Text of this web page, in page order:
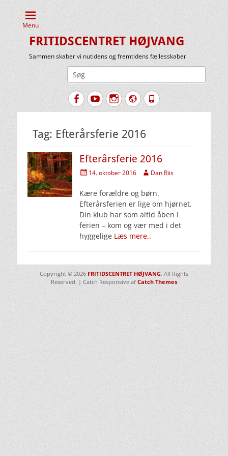
Menu
FRITIDSCENTRET HØJVANG
Sammen skaber vi nutidens og fremtidens fællesskaber
FacebookYouTubeInstagram
Website
Tlf.
Tag: Efterårsferie 2016
Efterårsferie 2016
Udgivet
14. oktober 2016 Forfatter
Dan Riis
Kære forældre og børn.
Efterårsferien er lige om hjørnet.
Din klub har som altid åben i
ferien – kom og vær med i det
hyggelige Læs mere..
Copyright © 2026 FRITIDSCENTRET HØJVANG. All Rights
Reserved. | Catch Responsive af Catch Themes